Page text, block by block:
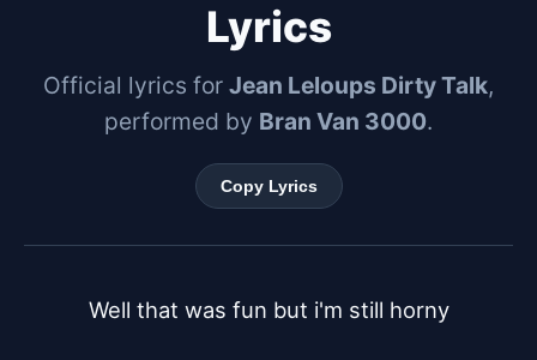
Lyrics
Official lyrics for Jean Leloups Dirty Talk,
performed by Bran Van 3000.
Copy Lyrics
Well that was fun but i'm still horny